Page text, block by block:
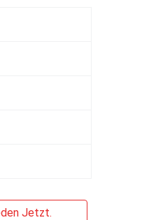
Jetzt.